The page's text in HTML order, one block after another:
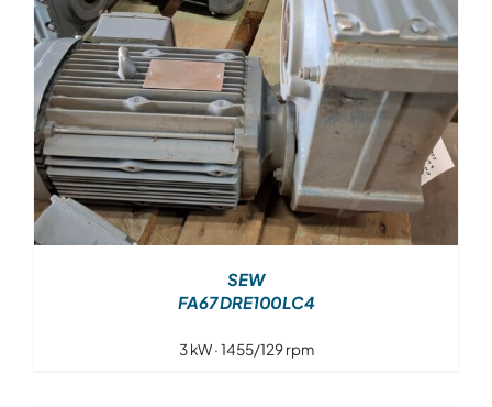
SEW
FA67 DRE100LC4
3 kW · 1455/129 rpm